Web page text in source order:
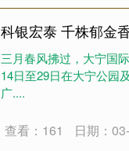
科银宏泰 千株郁金
三月春风拂过，大宁国
14日至29日在大宁公园
广....
查看：161 日期：